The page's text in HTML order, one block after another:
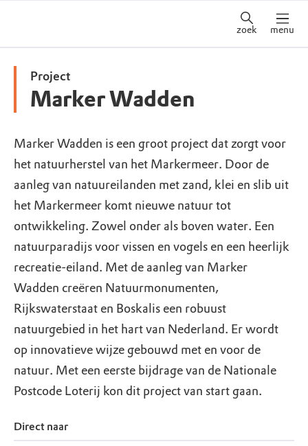
zoek menu
Project
Marker Wadden
Marker Wadden is een groot project dat zorgt voor
het natuurherstel van het Markermeer. Door de
aanleg van natuureilanden met zand, klei en slib uit
het Markermeer komt nieuwe natuur tot
ontwikkeling. Zowel onder als boven water. Een
natuurparadijs voor vissen en vogels en een heerlijk
recreatie-eiland. Met de aanleg van Marker
Wadden creëren Natuurmonumenten,
Rijkswaterstaat en Boskalis een robuust
natuurgebied in het hart van Nederland. Er wordt
op innovatieve wijze gebouwd met en voor de
natuur. Met een eerste bijdrage van de Nationale
Postcode Loterij kon dit project van start gaan.
Direct naar